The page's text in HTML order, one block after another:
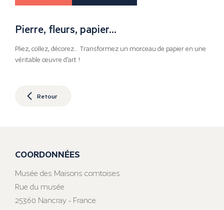
Pierre, fleurs, papier…
Pliez, collez, décorez… Transformez un morceau de papier en une
véritable œuvre d’art !
Retour
COORDONNÉES
Musée des Maisons comtoises
Rue du musée
25360 Nancray - France